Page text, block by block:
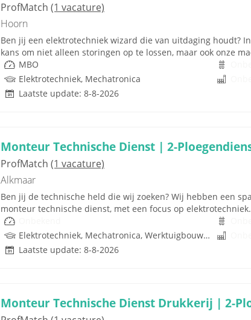
ProfMatch (1 vacature)
Hoorn
Ben jij een elektrotechniek wizard die van uitdaging houdt?
kans om niet alleen storingen op te lossen, maar ook onze
MBO
Elektrotechniek, Mechatronica
Laatste update: 8-8-2026
Monteur Technische Dienst | 2-
ProfMatch (1 vacature)
Alkmaar
Ben jij de technische held die wij zoeken? Wij hebben een
monteur technische dienst, met een focus op
Elektrotechniek, Mechatronica, Werktuigbouwkunde
Laatste update: 8-8-2026
Monteur Technische Dienst Drukkerij | 2-